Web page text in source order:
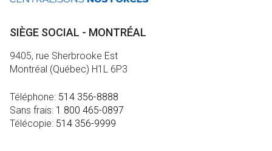
SIÈGE SOCIAL - MONTRÉAL
9405, rue Sherbrooke Est
Montréal (Québec) H1L 6P3
Téléphone: 514 356-8888
Sans frais: 1 800 465-0897
Télécopie: 514 356-9999